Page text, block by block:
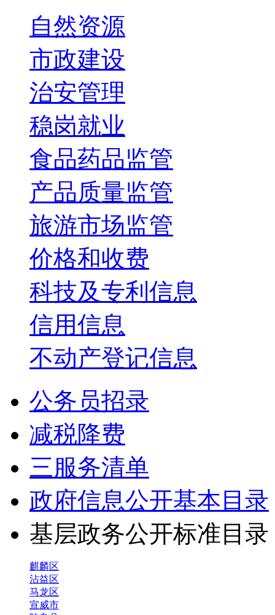
自然资源
市政建设
治安管理
稳岗就业
食品药品监管
产品质量监管
旅游市场监管
价格和收费
科技及专利信息
信用信息
不动产登记信息
公务员招录
减税降费
三服务清单
政府信息公开基本目录
基层政务公开标准目
麒麟区
沾益区
马龙区
宣威市